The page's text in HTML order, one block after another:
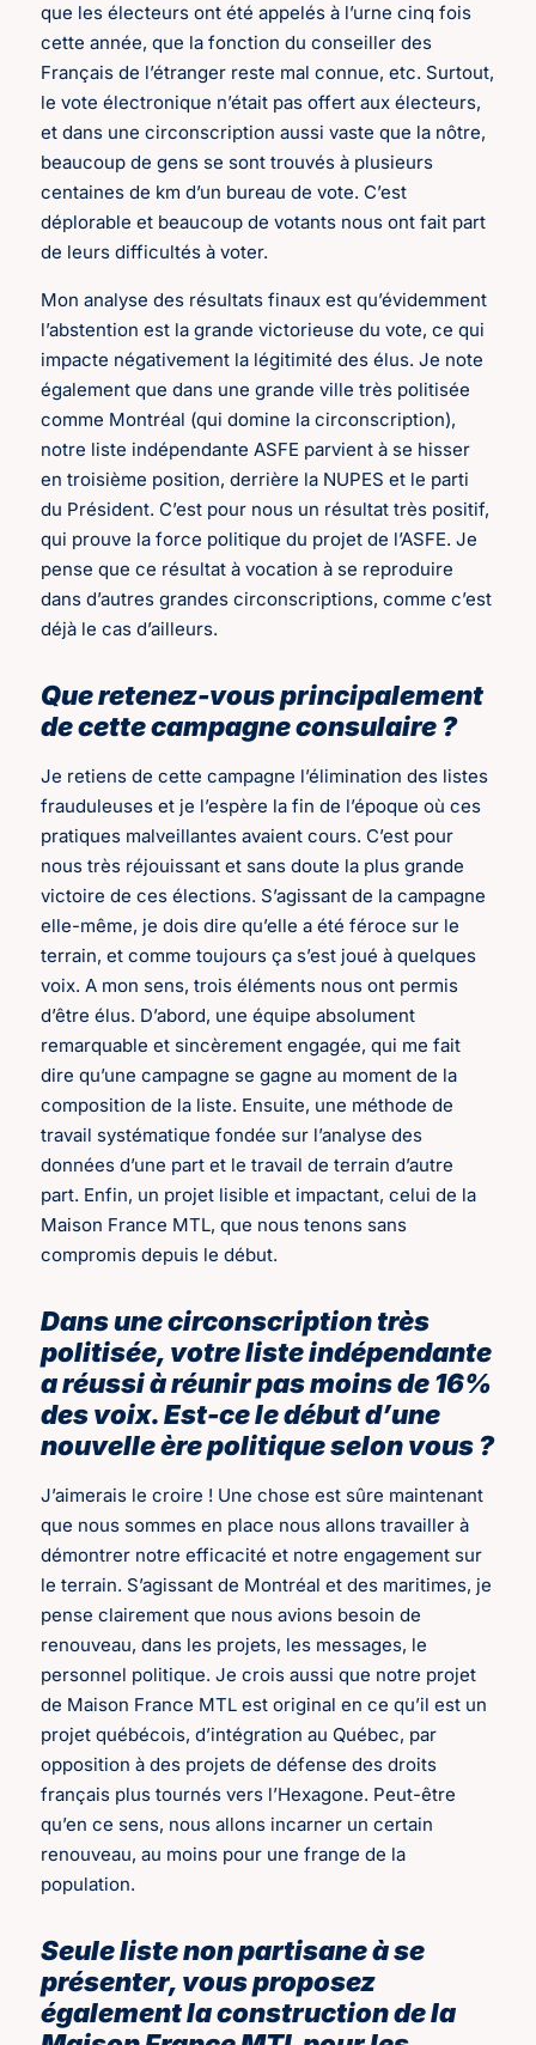
que les électeurs ont été appelés à l’urne cinq fois
cette année, que la fonction du conseiller des
Français de l’étranger reste mal connue, etc. Surtout,
le vote électronique n’était pas offert aux électeurs,
et dans une circonscription aussi vaste que la nôtre,
beaucoup de gens se sont trouvés à plusieurs
centaines de km d’un bureau de vote. C’est
déplorable et beaucoup de votants nous ont fait part
de leurs difficultés à voter.
Mon analyse des résultats finaux est qu’évidemment
l’abstention est la grande victorieuse du vote, ce qui
impacte négativement la légitimité des élus. Je note
également que dans une grande ville très politisée
comme Montréal (qui domine la circonscription),
notre liste indépendante ASFE parvient à se hisser
en troisième position, derrière la NUPES et le parti
du Président. C’est pour nous un résultat très positif,
qui prouve la force politique du projet de l’ASFE. Je
pense que ce résultat à vocation à se reproduire
dans d’autres grandes circonscriptions, comme c’est
déjà le cas d’ailleurs.
Que retenez-vous principalement
de cette campagne consulaire ?
Je retiens de cette campagne l’élimination des listes
frauduleuses et je l’espère la fin de l’époque où ces
pratiques malveillantes avaient cours. C’est pour
nous très réjouissant et sans doute la plus grande
victoire de ces élections. S’agissant de la campagne
elle-même, je dois dire qu’elle a été féroce sur le
terrain, et comme toujours ça s’est joué à quelques
voix. A mon sens, trois éléments nous ont permis
d’être élus. D’abord, une équipe absolument
remarquable et sincèrement engagée, qui me fait
dire qu’une campagne se gagne au moment de la
composition de la liste. Ensuite, une méthode de
travail systématique fondée sur l’analyse des
données d’une part et le travail de terrain d’autre
part. Enfin, un projet lisible et impactant, celui de la
Maison France MTL, que nous tenons sans
compromis depuis le début.
Dans une circonscription très
politisée, votre liste indépendante
a réussi à réunir pas moins de 16%
des voix. Est-ce le début d’une
nouvelle ère politique selon vous ?
J’aimerais le croire ! Une chose est sûre maintenant
que nous sommes en place nous allons travailler à
démontrer notre efficacité et notre engagement sur
le terrain. S’agissant de Montréal et des maritimes, je
pense clairement que nous avions besoin de
renouveau, dans les projets, les messages, le
personnel politique. Je crois aussi que notre projet
de Maison France MTL est original en ce qu’il est un
projet québécois, d’intégration au Québec, par
opposition à des projets de défense des droits
français plus tournés vers l’Hexagone. Peut-être
qu’en ce sens, nous allons incarner un certain
renouveau, au moins pour une frange de la
population.
Seule liste non partisane à se
présenter, vous proposez
également la construction de la